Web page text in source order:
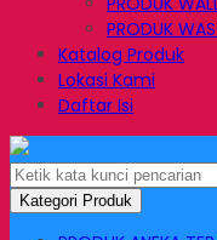
PRODUK
Katalog Produk
Lokasi Kami
Daftar Isi
Kategori Produk